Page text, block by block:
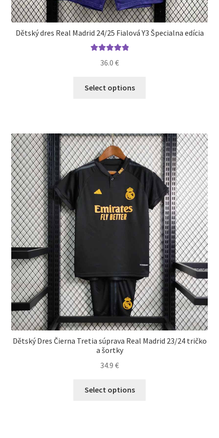
Dětský dres Real Madrid 24/25 Fialová Y3 Špecialna edícia
36.0 €
Select options
Možnosti
si
môžete
vybrať
na
stránke
produktu.
Dětský Dres Čierna Tretia súprava Real Madrid 23/24 tričko
a šortky
34.9 €
Select options